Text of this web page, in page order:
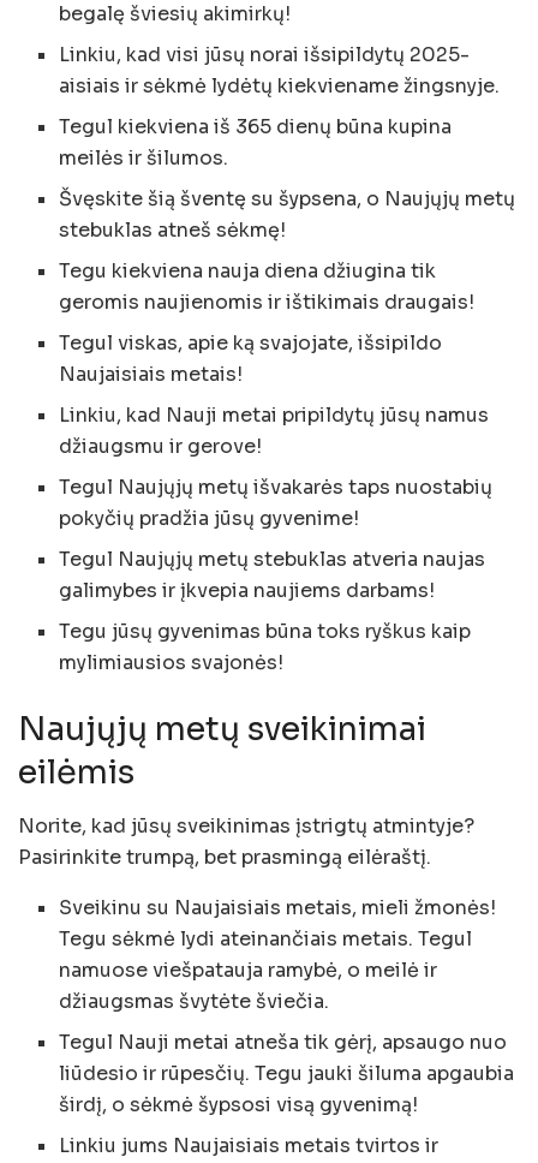
begalę šviesių akimirkų!
Linkiu, kad visi jūsų norai išsipildytų 2025-
aisiais ir sėkmė lydėtų kiekviename žingsnyje.
Tegul kiekviena iš 365 dienų būna kupina
meilės ir šilumos.
Švęskite šią šventę su šypsena, o Naujųjų metų
stebuklas atneš sėkmę!
Tegu kiekviena nauja diena džiugina tik
geromis naujienomis ir ištikimais draugais!
Tegul viskas, apie ką svajojate, išsipildo
Naujaisiais metais!
Linkiu, kad Nauji metai pripildytų jūsų namus
džiaugsmu ir gerove!
Tegul Naujųjų metų išvakarės taps nuostabių
pokyčių pradžia jūsų gyvenime!
Tegul Naujųjų metų stebuklas atveria naujas
galimybes ir įkvepia naujiems darbams!
Tegu jūsų gyvenimas būna toks ryškus kaip
mylimiausios svajonės!
Naujųjų metų sveikinimai
eilėmis
Norite, kad jūsų sveikinimas įstrigtų atmintyje?
Pasirinkite trumpą, bet prasmingą eilėraštį.
Sveikinu su Naujaisiais metais, mieli žmonės!
Tegu sėkmė lydi ateinančiais metais. Tegul
namuose viešpatauja ramybė, o meilė ir
džiaugsmas švytėte šviečia.
Tegul Nauji metai atneša tik gėrį, apsaugo nuo
liūdesio ir rūpesčių. Tegu jauki šiluma apgaubia
širdį, o sėkmė šypsosi visą gyvenimą!
Linkiu jums Naujaisiais metais tvirtos ir